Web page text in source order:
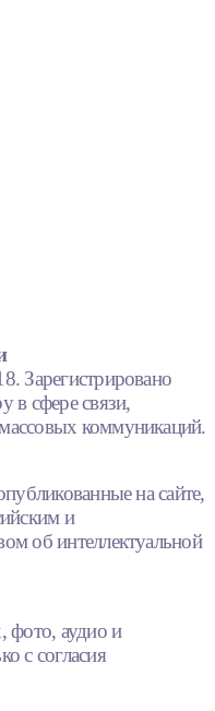
Зарегистрировано
в сфере связи,
коммуникаций.
на сайте,
и
об интеллектуальной
фото, аудио и
с согласия